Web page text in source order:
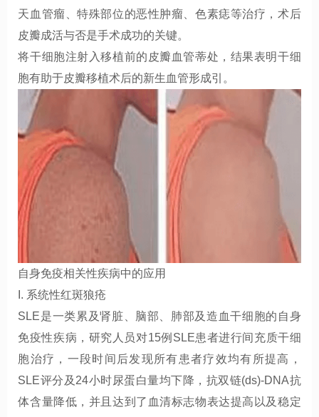
天血管瘤、特殊部位的恶性肿瘤、色素痣等治疗，术后
皮瓣成活与否是手术成功的关键。
将干细胞注射入移植前的皮瓣血管蒂处，结果表明干细
胞有助于皮瓣移植术后的新生血管形成引。
自身免疫相关性疾病中的应用
I. 系统性红斑狼疮
SLE是一类累及肾脏、脑部、肺部及造血干细胞的自身
免疫性疾病，研究人员对15例SLE患者进行间充质干细
胞治疗，一段时间后发现所有患者疗效均有所提高，
SLE评分及24小时尿蛋白量均下降，抗双链(ds)-DNA抗
体含量降低，并且达到了血清标志物表达提高以及稳定